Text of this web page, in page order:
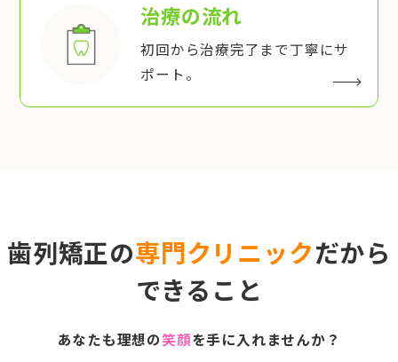
治療の流れ
初回から治療完了まで丁寧にサ
ポート。
歯列矯正の専門クリニックだから
できること
あなたも理想の笑顔を手に入れませんか？